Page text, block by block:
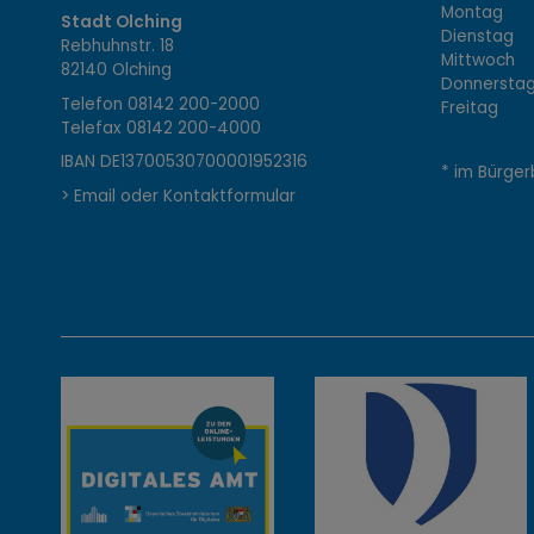
o
n
t
a
k
Stadt Olching
Rebhuhnstr. 18
82140 Olching
Telefon08142 200-2000
Telefax08142 200-4000
IBAN DE13700530700001952316
> Email oder Kontaktformular
Montag
Dienstag
Mittwoch
Freitag
* im